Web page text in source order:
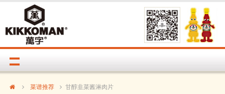
菜谱推荐 甘醇韭菜酱淋肉片